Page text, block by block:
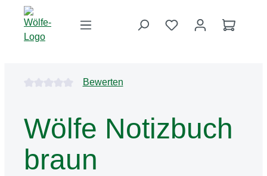
Zum Hauptinhalt springen
Du hast 0
Bildergalerie überspringen
Durchschnittliche Bewertung von 0 von 5 Sternen
Bewerten
Wölfe Notizbuch
braun